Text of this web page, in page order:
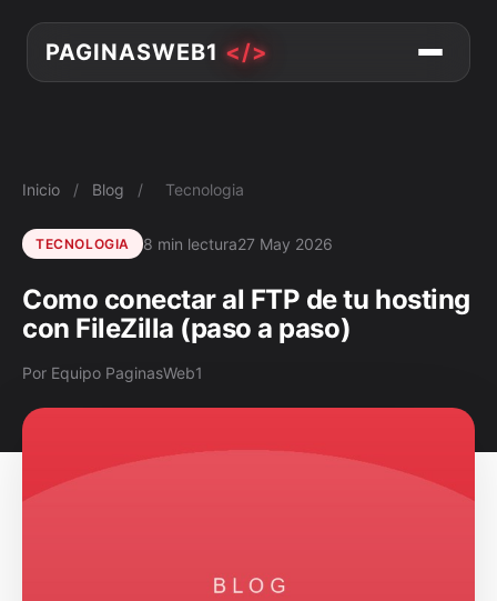
PAGINASWEB1 </>
Inicio / Blog / Tecnologia
TECNOLOGIA 8 min lectura27 May 2026
Como conectar al FTP de tu hosting
con FileZilla (paso a paso)
Por Equipo PaginasWeb1